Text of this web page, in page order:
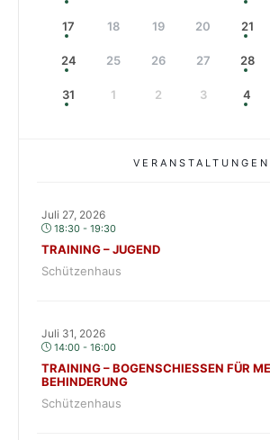
17 18 19 20 21
24 25 26 27 28
31 1 2 3 4
VERANSTALTUNGEN
Juli 27, 2026
18:30 - 19:30
TRAINING – JUGEND
Schützenhaus
Juli 31, 2026
14:00 - 16:00
TRAINING – BOGENSCHIESSEN FÜR
EHINDERUNG
Schützenhaus